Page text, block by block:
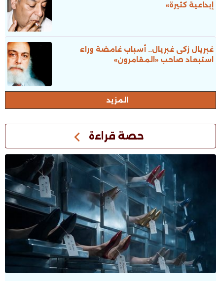
إبداعية كثيرة»
غبريال زكى غبريال.. أسباب غامضة وراء
استبعاد صاحب «المقامرون»
المزيد
حصة قراءة